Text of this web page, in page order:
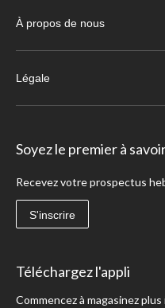
À propos de nous
Légale
Soyez le premier à
Recevez votre prospectus
S'inscrire
Téléchargez l'appli
Commencez à magasinez